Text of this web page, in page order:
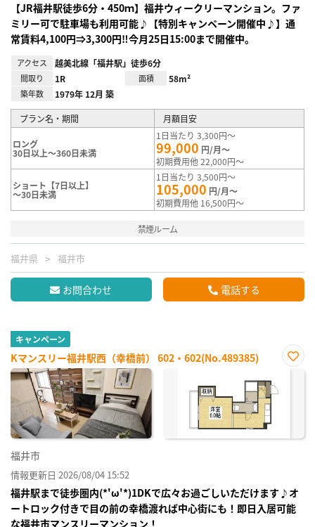
【JR福井駅徒歩6分・450ｍ】福井ウィークリーマンション。ファ
ミリー可で駐車場も利用可能♪【特別キャンペーン開催中♪】通
常賃料4,100円⇒3,300円‼今月25日15:00まで開催中。
アクセス 越美北線「福井駅」徒歩6分
間取り 1R 面積 58m²
築年数 1979年 12月 築
プラン名・期間 月額目安
ロング
30日以上～360日未満
1日当たり 3,300円～
99,000 円/月～
初期費用他 22,000円～
ショート【7日以上】
～30日未満
1日当たり 3,500円～
105,000 円/月～
初期費用他 16,500円～
禁煙ルーム
福井県 福井市
お問合わせ 電話する
キャンペーン
Kマンスリー福井駅西（幸橋前） 602・602(No.489385)
お気
福井市
情報更新日 2026/08/04 15:52
福井駅まで徒歩圏内(*'ω'*)1DKで広々お過ごしいただけます♪オ
ートロック付きで目の前の幸橋渡れば中心街にも！即日入居可能
な福井市マンスリーマンション！